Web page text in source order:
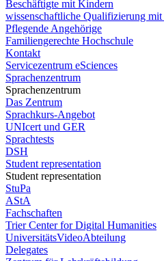
Beschäftigte mit Kindern
wissenschaftliche Qualifizierung
Pflegende Angehörige
Familiengerechte Hochschule
Kontakt
Servicezentrum eSciences
Sprachenzentrum
Sprachenzentrum
Das Zentrum
Sprachkurs-Angebot
UNIcert und GER
Sprachtests
DSH
Student representation
Student representation
StuPa
AStA
Fachschaften
Trier Center for Digital Humanities
UniversitätsVideoAbteilung
Delegates